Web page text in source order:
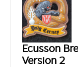
Ecusson
Version 2